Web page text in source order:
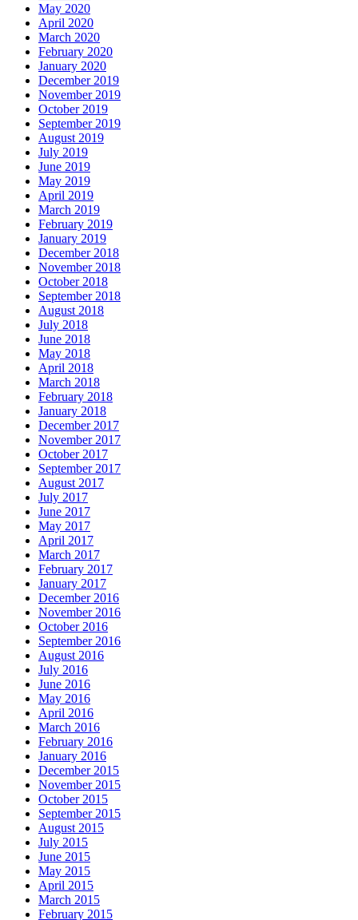
May 2020
April 2020
March 2020
February 2020
January 2020
December 2019
November 2019
October 2019
September 2019
August 2019
July 2019
June 2019
May 2019
April 2019
March 2019
February 2019
January 2019
December 2018
November 2018
October 2018
September 2018
August 2018
July 2018
June 2018
May 2018
April 2018
March 2018
February 2018
January 2018
December 2017
November 2017
October 2017
September 2017
August 2017
July 2017
June 2017
May 2017
April 2017
March 2017
February 2017
January 2017
December 2016
November 2016
October 2016
September 2016
August 2016
July 2016
June 2016
May 2016
April 2016
March 2016
February 2016
January 2016
December 2015
November 2015
October 2015
September 2015
August 2015
July 2015
June 2015
May 2015
April 2015
March 2015
February 2015